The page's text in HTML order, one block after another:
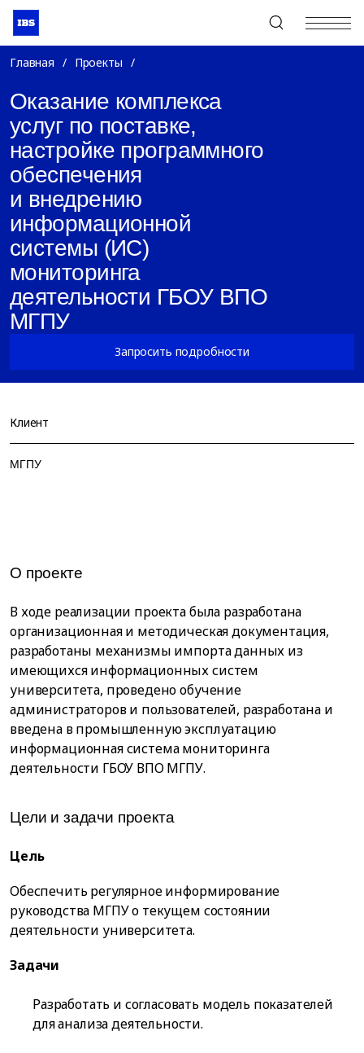
+7 (495) 967-80-80
Главная / Проекты /
Оказание комплекса
услуг по поставке,
настройке программного
обеспечения
и внедрению
информационной
системы (ИС)
мониторинга
деятельности ГБОУ ВПО
МГПУ
Запросить подробности
Клиент
МГПУ
О проекте
В ходе реализации проекта была разработана
организационная и методическая документация,
разработаны механизмы импорта данных из
имеющихся информационных систем
университета, проведено обучение
администраторов и пользователей, разработана и
введена в промышленную эксплуатацию
информационная система мониторинга
деятельности ГБОУ ВПО МГПУ.
Цели и задачи проекта
Цель
Обеспечить регулярное информирование
руководства МГПУ о текущем состоянии
деятельности университета.
Задачи
Разработать и согласовать модель показателей
для анализа деятельности.